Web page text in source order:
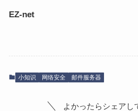
EZ-net
小知识 网络安全 邮件服务器
よかったらシェアし